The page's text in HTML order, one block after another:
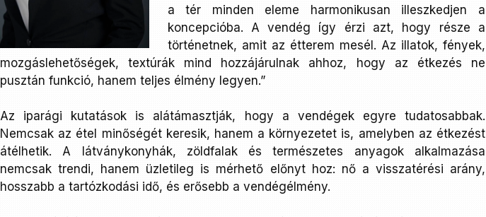
a tér minden eleme harmonikusan illeszkedjen a
koncepcióba. A vendég így érzi azt, hogy része a
történetnek, amit az étterem mesél. Az illatok, fények,
mozgáslehetőségek, textúrák mind hozzájárulnak ahhoz, hogy az étkezés ne
pusztán funkció, hanem teljes élmény legyen.”
Az iparági kutatások is alátámasztják, hogy a vendégek egyre tudatosabbak.
Nemcsak az étel minőségét keresik, hanem a környezetet is, amelyben az étkezést
átélhetik. A látványkonyhák, zöldfalak és természetes anyagok alkalmazása
nemcsak trendi, hanem üzletileg is mérhető előnyt hoz: nő a visszatérési arány,
hosszabb a tartózkodási idő, és erősebb a vendégélmény.